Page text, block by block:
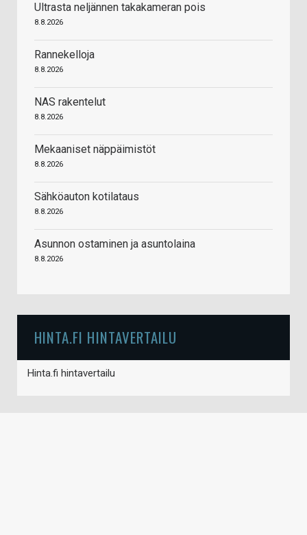
Ultrasta neljännen takakameran pois
8.8.2026
Rannekelloja
8.8.2026
NAS rakentelut
8.8.2026
Mekaaniset näppäimistöt
8.8.2026
Sähköauton kotilataus
8.8.2026
Asunnon ostaminen ja asuntolaina
8.8.2026
HINTA.FI HINTAVERTAILU
Hinta.fi hintavertailu